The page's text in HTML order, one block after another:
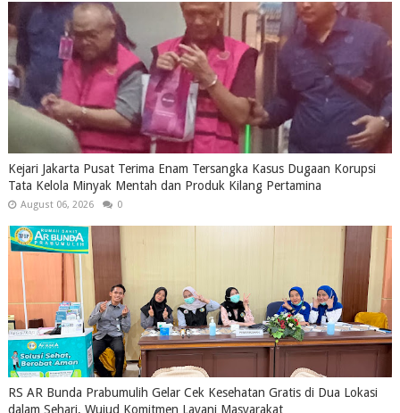
Kejari Jakarta Pusat Terima Enam Tersangka Kasus Dugaan Korupsi
Tata Kelola Minyak Mentah dan Produk Kilang Pertamina
August 06, 2026 0
RS AR Bunda Prabumulih Gelar Cek Kesehatan Gratis di Dua Lokasi
dalam Sehari, Wujud Komitmen Layani Masyarakat